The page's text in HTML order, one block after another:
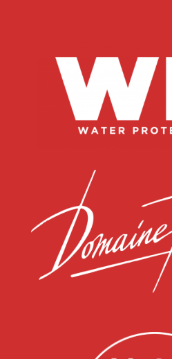
Soumettre
Alternative: